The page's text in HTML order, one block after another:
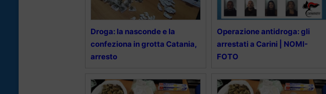
Droga: la nasconde e la
confeziona in grotta Catania,
arresto
Operazione antidroga: gli
arrestati a Carini | NOMI-
FOTO